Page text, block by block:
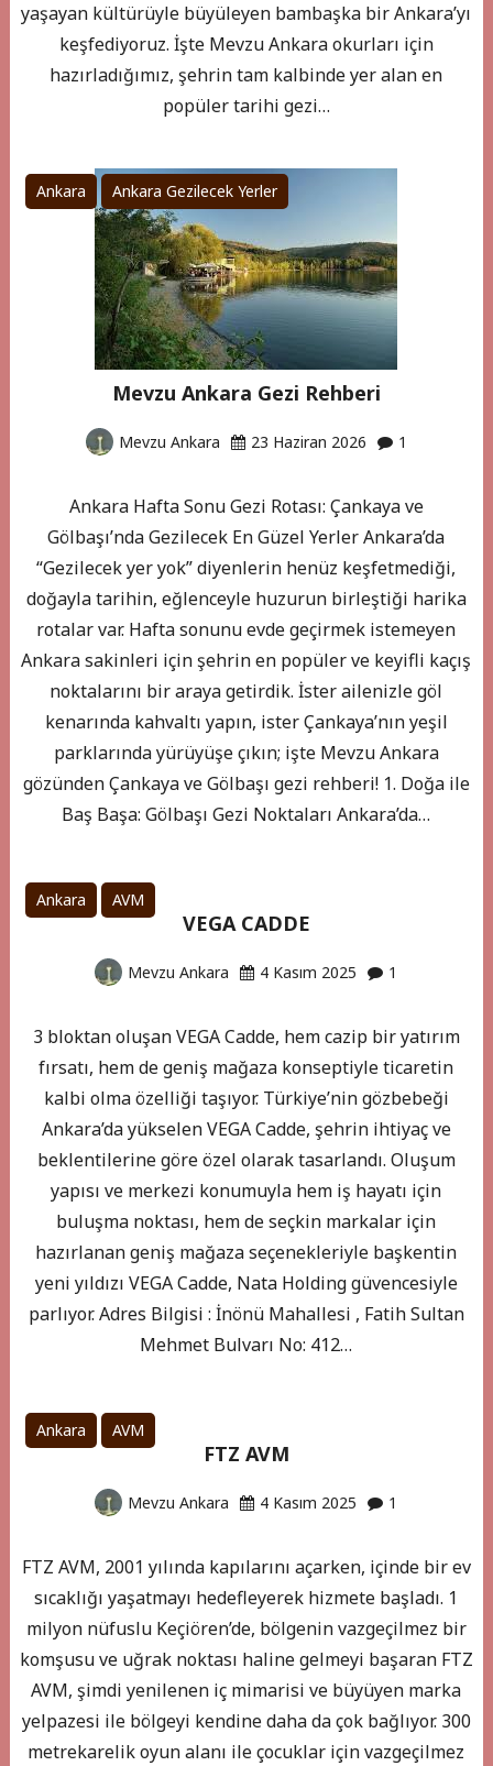
yaşayan kültürüyle büyüleyen bambaşka bir Ankara’yı
keşfediyoruz. İşte Mevzu Ankara okurları için
hazırladığımız, şehrin tam kalbinde yer alan en
popüler tarihi gezi…
Ankara Ankara Gezilecek Yerler
Mevzu Ankara Gezi Rehberi
Mevzu Ankara 23 Haziran 2026 1
Ankara Hafta Sonu Gezi Rotası: Çankaya ve
Gölbaşı’nda Gezilecek En Güzel Yerler Ankara’da
“Gezilecek yer yok” diyenlerin henüz keşfetmediği,
doğayla tarihin, eğlenceyle huzurun birleştiği harika
rotalar var. Hafta sonunu evde geçirmek istemeyen
Ankara sakinleri için şehrin en popüler ve keyifli kaçış
noktalarını bir araya getirdik. İster ailenizle göl
kenarında kahvaltı yapın, ister Çankaya’nın yeşil
parklarında yürüyüşe çıkın; işte Mevzu Ankara
gözünden Çankaya ve Gölbaşı gezi rehberi! 1. Doğa ile
Baş Başa: Gölbaşı Gezi Noktaları Ankara’da…
Ankara AVM
VEGA CADDE
Mevzu Ankara 4 Kasım 2025 1
3 bloktan oluşan VEGA Cadde, hem cazip bir yatırım
fırsatı, hem de geniş mağaza konseptiyle ticaretin
kalbi olma özelliği taşıyor. Türkiye’nin gözbebeği
Ankara’da yükselen VEGA Cadde, şehrin ihtiyaç ve
beklentilerine göre özel olarak tasarlandı. Oluşum
yapısı ve merkezi konumuyla hem iş hayatı için
buluşma noktası, hem de seçkin markalar için
hazırlanan geniş mağaza seçenekleriyle başkentin
yeni yıldızı VEGA Cadde, Nata Holding güvencesiyle
parlıyor. Adres Bilgisi : İnönü Mahallesi , Fatih Sultan
Mehmet Bulvarı No: 412…
Ankara AVM
FTZ AVM
Mevzu Ankara 4 Kasım 2025 1
FTZ AVM, 2001 yılında kapılarını açarken, içinde bir ev
sıcaklığı yaşatmayı hedefleyerek hizmete başladı. 1
milyon nüfuslu Keçiören’de, bölgenin vazgeçilmez bir
komşusu ve uğrak noktası haline gelmeyi başaran FTZ
AVM, şimdi yenilenen iç mimarisi ve büyüyen marka
yelpazesi ile bölgeyi kendine daha da çok bağlıyor. 300
metrekarelik oyun alanı ile çocuklar için vazgeçilmez